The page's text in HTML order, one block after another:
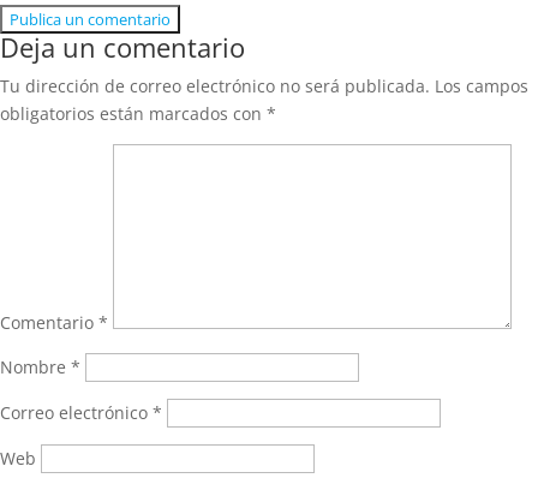
Publica un comentario
Deja un comentario
Tu dirección de correo electrónico no será publicada. Los campos
obligatorios están marcados con *
Comentario *
Nombre *
Correo electrónico *
Web